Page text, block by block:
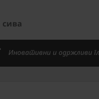
Иновативни и одржливи